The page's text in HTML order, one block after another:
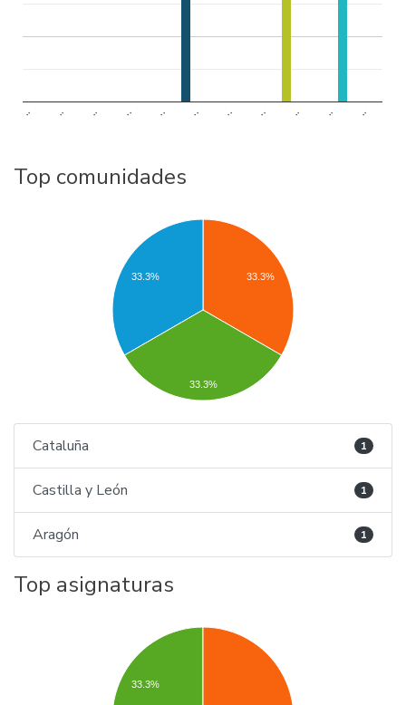
.. .. .. .. .. .. .. .. .. .. ..
Top comunidades
33.3%
33.3%
33.3%
Cataluña 1
Castilla y León 1
Aragón 1
Top asignaturas
33.3%